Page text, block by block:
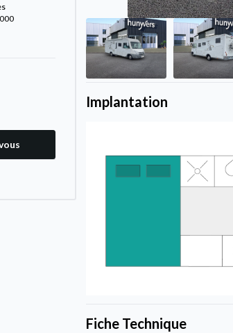
Implantation
Fiche Technique